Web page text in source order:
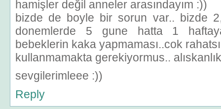
hamişler değil anneler arasındayım :))
bizde de boyle bir sorun var.. bizde
donemlerde 5 gune hatta 1
bebeklerin kaka yapmaması..cok
kullanmamakta gerekiyormus..
sevgilerimleee :))
Reply